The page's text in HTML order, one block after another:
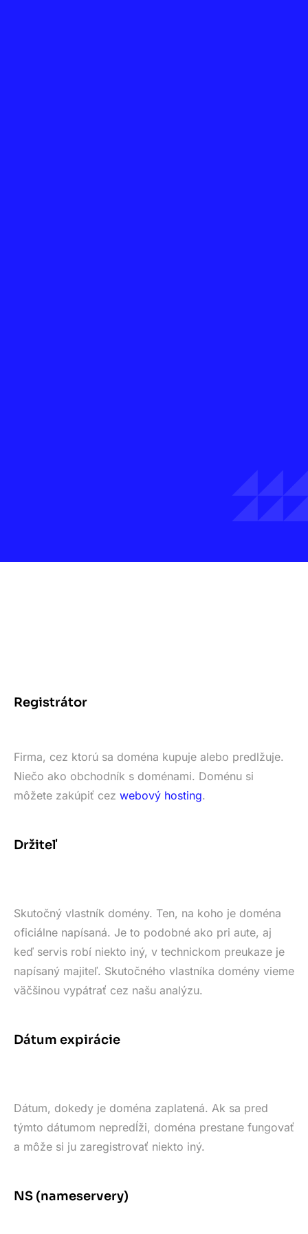
Registrátor
Firma, cez ktorú sa doména kupuje alebo predlžuje.
Niečo ako obchodník s doménami. Doménu si
môžete zakúpiť cez webový hosting.
Držiteľ
Skutočný vlastník domény. Ten, na koho je doména
oficiálne napísaná. Je to podobné ako pri aute, aj
keď servis robí niekto iný, v technickom preukaze je
napísaný majiteľ. Skutočného vlastníka domény vieme
väčšinou vypátrať cez našu analýzu.
Dátum expirácie
Dátum, dokedy je doména zaplatená. Ak sa pred
týmto dátumom nepredĺži, doména prestane fungovať
a môže si ju zaregistrovať niekto iný.
NS (nameservery)